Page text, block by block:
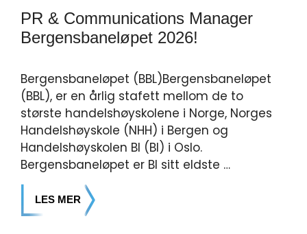
PR & Communications Manager
Bergensbaneløpet 2026!
Bergensbaneløpet (BBL)Bergensbaneløpet
(BBL), er en årlig stafett mellom de to
største handelshøyskolene i Norge, Norges
Handelshøyskole (NHH) i Bergen og
Handelshøyskolen BI (BI) i Oslo.
Bergensbaneløpet er BI sitt eldste …
LES MER